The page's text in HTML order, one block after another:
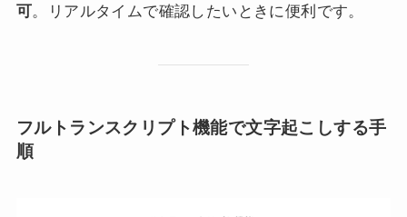
可。リアルタイムで確認したいときに便利です。
フルトランスクリプト機能で文字起こしする手
順